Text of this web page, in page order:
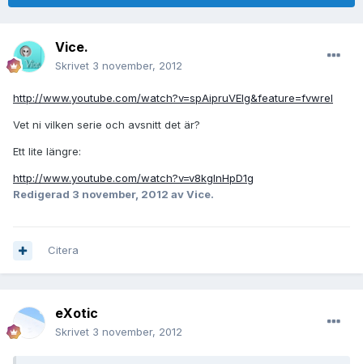
Vice.
Skrivet 3 november, 2012
http://www.youtube.com/watch?v=spAipruVEIg&feature=fvwrel
Vet ni vilken serie och avsnitt det är?
Ett lite längre:
http://www.youtube.com/watch?v=v8kglnHpD1g
Redigerad 3 november, 2012 av Vice.
Citera
eXotic
Skrivet 3 november, 2012